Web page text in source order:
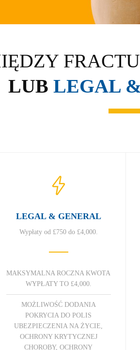
LUB LEGAL
LEGAL & GENERAL
Wypłaty od £750 do £4,000.
MAKSYMALNA ROCZNA KWOTA
WYPŁATY TO £4,000.
MOŻLIWOŚĆ DODANIA
POKRYCIA DO POLIS
UBEZPIECZENIA NA ŻYCIE,
OCHRONY KRYTYCZNEJ
CHOROBY, OCHRONY